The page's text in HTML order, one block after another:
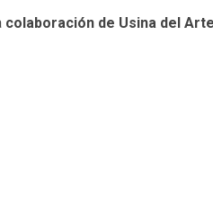
colaboración de Usina del Arte